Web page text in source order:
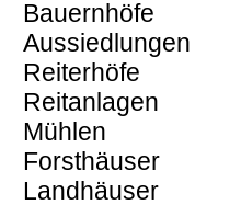
Bauernhöfe
Aussiedlungen
Reiterhöfe
Reitanlagen
Mühlen
Forsthäuser
Landhäuser